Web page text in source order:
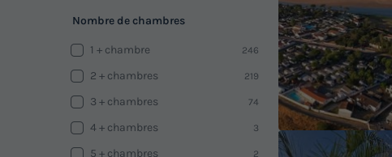
Nombre de chambres
1 + chambre 246
2 + chambres 219
3 + chambres 74
4 + chambres 3
5 + chambres 2